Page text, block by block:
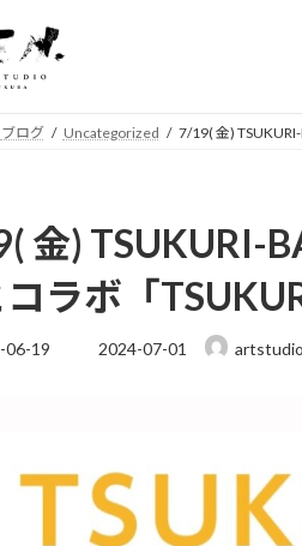
ブログ Uncategorized 7/19( 金)
金) TSUKURI-
ラボ「
06-19
最
:
2024-07-01